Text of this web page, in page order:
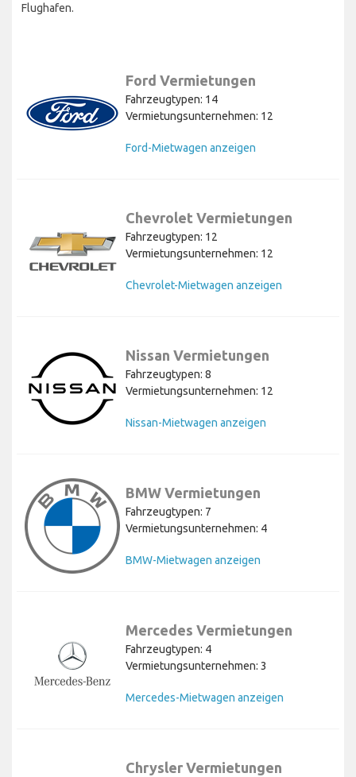
Flughafen.
Ford Vermietungen
Fahrzeugtypen: 14
Vermietungsunternehmen: 12
Ford-Mietwagen anzeigen
Chevrolet Vermietungen
Fahrzeugtypen: 12
Vermietungsunternehmen: 12
Chevrolet-Mietwagen anzeigen
Nissan Vermietungen
Fahrzeugtypen: 8
Vermietungsunternehmen: 12
Nissan-Mietwagen anzeigen
BMW Vermietungen
Fahrzeugtypen: 7
Vermietungsunternehmen: 4
BMW-Mietwagen anzeigen
Mercedes Vermietungen
Fahrzeugtypen: 4
Vermietungsunternehmen: 3
Mercedes-Mietwagen anzeigen
Chrysler Vermietungen